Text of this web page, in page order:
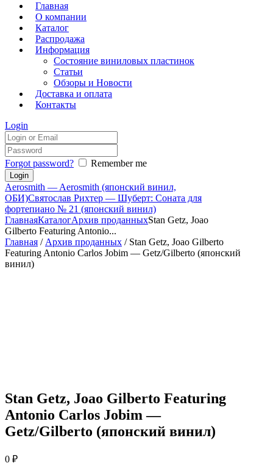
Главная
О компании
Каталог
Распродажа
Информация
Состояние виниловых пластинок
Статьи
Обзоры и Новости
Доставка и оплата
Контакты
Login
Forgot password? Remember me
Aerosmith — Aerosmith (японский винил,
ОБИ)Святослав Рихтер — Шуберт: Соната для
фортепиано № 21 (японский винил)
ГлавнаяКаталогАрхив проданныхStan Getz, Joao
Gilberto Featuring Antonio...
Главная / Архив проданных / Stan Getz, Joao Gilberto
Featuring Antonio Carlos Jobim — Getz/Gilberto (японский
винил)
Stan Getz, Joao Gilberto Featuring
Antonio Carlos Jobim —
Getz/Gilberto (японский винил)
0 ₽